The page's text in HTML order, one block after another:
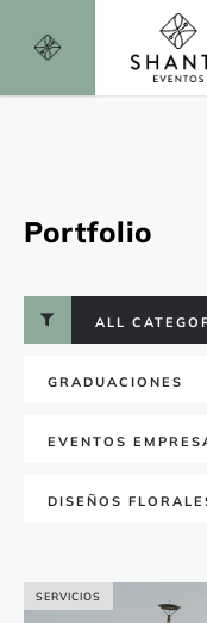
Portfolio
ALL
GRADUACIONES
EVENTOS
DISEÑOS
SERVICIOS